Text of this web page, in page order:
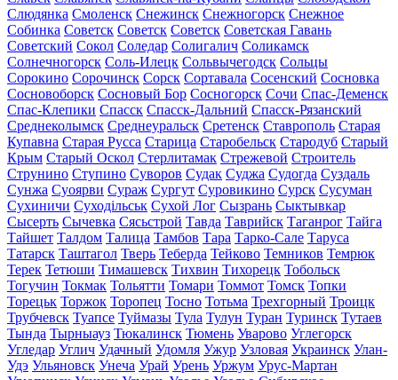
Слюдянка Смоленск Снежинск Снежногорск Снежное
Собинка Советск Советск Советск Советская Гавань
Советский Сокол Соледар Солигалич Соликамск
Солнечногорск Соль-Илецк Сольвычегодск Сольцы
Сорокино Сорочинск Сорск Сортавала Сосенский Сосновка
Сосновоборск Сосновый Бор Сосногорск Сочи Спас-Деменск
Спас-Клепики Спасск Спасск-Дальний Спасск-Рязанский
Среднеколымск Среднеуральск Сретенск Ставрополь Старая
Купавна Старая Русса Старица Старобельск Стародуб Старый
Крым Старый Оскол Стерлитамак Стрежевой Строитель
Струнино Ступино Суворов Судак Суджа Судогда Суздаль
Сунжа Суоярви Сураж Сургут Суровикино Сурск Сусуман
Сухиничи Суходільськ Сухой Лог Сызрань Сыктывкар
Сысерть Сычевка Сясьстрой Тавда Таврийск Таганрог Тайга
Тайшет Талдом Талица Тамбов Тара Тарко-Сале Таруса
Татарск Таштагол Тверь Теберда Тейково Темников Темрюк
Терек Тетюши Тимашевск Тихвин Тихорецк Тобольск
Тогучин Токмак Тольятти Томари Томмот Томск Топки
Торецьк Торжок Торопец Тосно Тотьма Трехгорный Троицк
Трубчевск Туапсе Туймазы Тула Тулун Туран Туринск Тутаев
Тында Тырныауз Тюкалинск Тюмень Уварово Углегорск
Угледар Углич Удачный Удомля Ужур Узловая Украинск Улан-
Удэ Ульяновск Унеча Урай Урень Уржум Урус-Мартан